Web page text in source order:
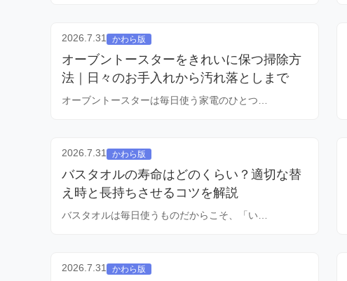
2026.7.31 かわら版
オーブントースターをきれいに保つ掃除方
法｜日々のお手入れから汚れ落としまで
オーブントースターは毎日使う家電のひとつ…
2026.7.31 かわら版
バスタオルの寿命はどのくらい？適切な替
え時と長持ちさせるコツを解説
バスタオルは毎日使うものだからこそ、「い…
2026.7.31 かわら版